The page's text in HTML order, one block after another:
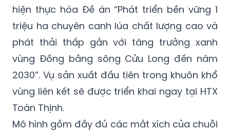
hiện thực hóa Đề án “Phát triển bền vững 1
triệu ha chuyên canh lúa chất lượng cao và
phát thải thấp gắn với tăng trưởng xanh
vùng Đồng bằng sông Cửu Long đến năm
2030”. Vụ sản xuất đầu tiên trong khuôn khổ
vùng liên kết sẽ được triển khai ngay tại HTX
Toàn Thịnh.
Mô hình gồm đầy đủ các mắt xích của chuỗi